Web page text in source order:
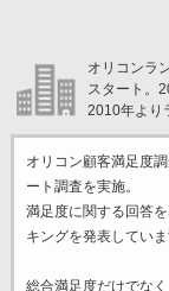
オリコンラ
スタート。
2010年より
オリコン顧客満足度
ート調査を実施。
満足度に関する回答
キングを発表していま
総合満足度だけでな